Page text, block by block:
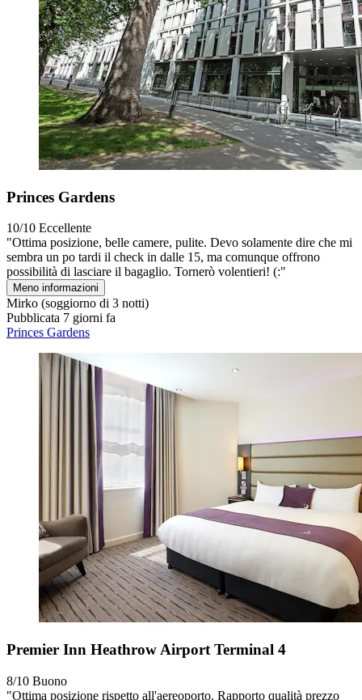
Princes Gardens
10/10 Eccellente
"Ottima posizione, belle camere, pulite. Devo solamente dire che mi
sembra un po tardi il check in dalle 15, ma comunque offrono
possibilità di lasciare il bagaglio. Tornerò volentieri! (:"
Meno informazioni
Mirko (soggiorno di 3 notti)
Pubblicata 7 giorni fa
Princes Gardens
Premier Inn Heathrow Airport Terminal 4
8/10 Buono
"Ottima posizione rispetto all'aereoporto. Rapporto qualità prezzo